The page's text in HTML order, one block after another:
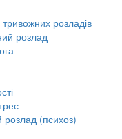
розладів
розлад
розлад (психоз)